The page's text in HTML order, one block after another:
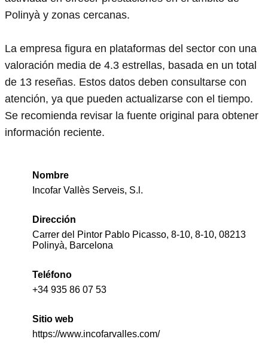
Polinyà y zonas cercanas.
La empresa figura en plataformas del sector con una
valoración media de 4.3 estrellas, basada en un total
de 13 reseñas. Estos datos deben consultarse con
atención, ya que pueden actualizarse con el tiempo.
Se recomienda revisar la fuente original para obtener
información reciente.
Nombre
Incofar Vallès Serveis, S.l.
Dirección
Carrer del Pintor Pablo Picasso, 8-10, 8-10, 08213
Polinyà, Barcelona
Teléfono
+34 935 86 07 53
Sitio web
https://www.incofarvalles.com/